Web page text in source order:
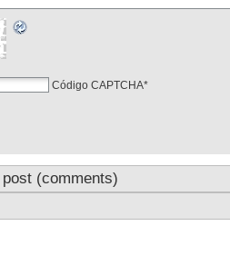
Código CAPTCHA*
(comments)